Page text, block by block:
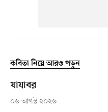
কবিতা নিয়ে আরও পড়ুন
যাযাবর
০৬ আগস্ট ২০২৬